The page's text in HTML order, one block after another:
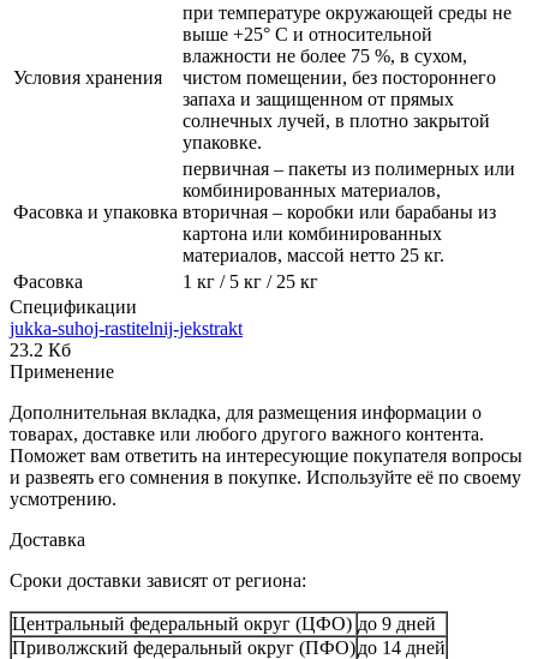
Условия хранения
при температуре окружающей среды не
выше +25° С и относительной
влажности не более 75 %, в сухом,
чистом помещении, без постороннего
запаха и защищенном от прямых
солнечных лучей, в плотно закрытой
упаковке.
Фасовка и упаковка
первичная – пакеты из полимерных или
комбинированных материалов,
вторичная – коробки или барабаны из
картона или комбинированных
материалов, массой нетто 25 кг.
Фасовка
1 кг / 5 кг / 25 кг
Спецификации
jukka-suhoj-rastitelnij-jekstrakt
23.2 Кб
Применение
Дополнительная вкладка, для размещения информации о
товарах, доставке или любого другого важного контента.
Поможет вам ответить на интересующие покупателя вопросы
и развеять его сомнения в покупке. Используйте её по своему
усмотрению.
Доставка
Сроки доставки зависят от региона:
Центральный федеральный округ (ЦФО) до 9 дней
Приволжский федеральный округ (ПФО)до 14 дней